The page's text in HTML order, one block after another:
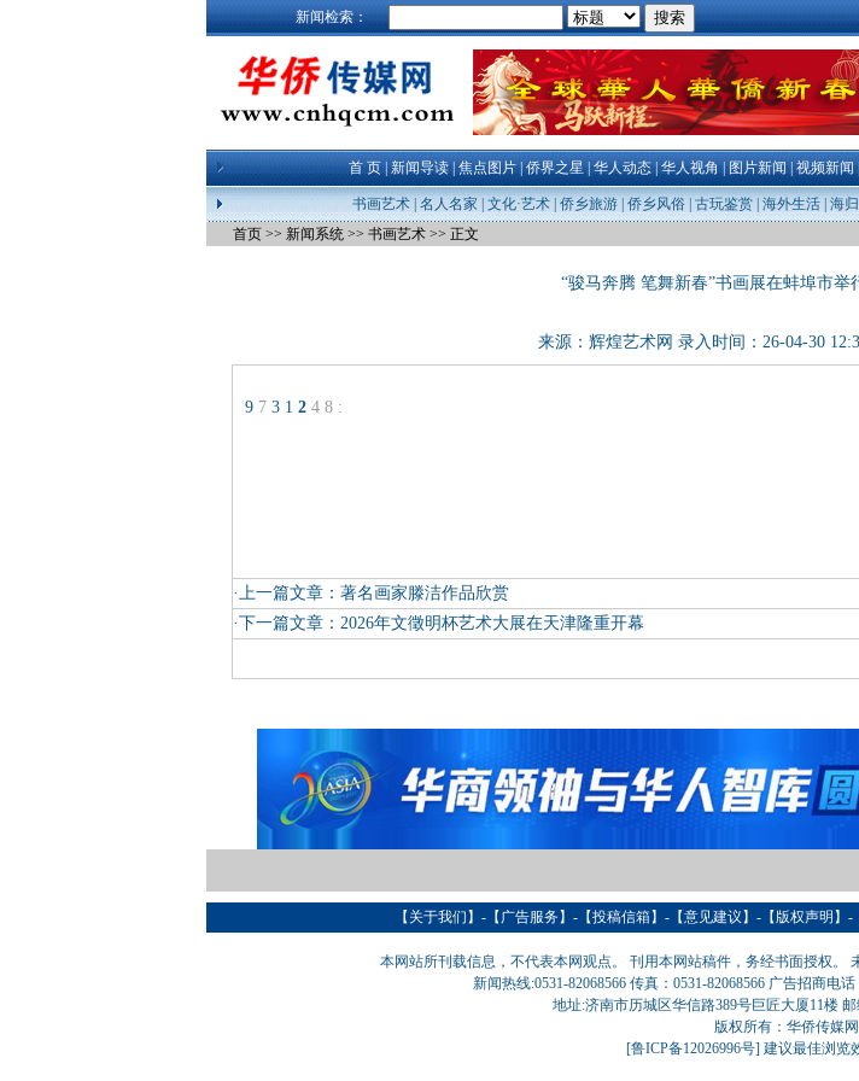
新闻检索：
首 页|新闻导读|焦点图片|侨界之星|华人动态|华人视角|图片新闻|视频新闻
书画艺术 名人名家 文化·艺术 侨乡旅游 侨乡风俗 古玩鉴赏 海外生活 海
首页>> 新闻系统>> 书画艺术>> 正文
“骏马奔腾 笔舞新春”书画展在蚌埠市举
来源： 辉煌艺术网 录入时间：26-04-30
9 7 3 1 2 4 8 :
·上一篇文章： 著名画家滕洁作品欣赏
·下一篇文章： 2026年文徵明杯艺术大展在天津隆重开幕
【 关于我们 】-【 广告服务】-【投稿信箱】-【意见建议】-【版权声明】-
本网站所刊载信息，不代表本网观点。 刊用本网站稿件，务经书面授权。
新闻热线:0531-82068566 传真：0531-82068566 广告招商电
地址:济南市历城区华信路389号巨匠大厦11楼 邮
版权所有：华侨传媒网
[鲁ICP备12026996号] 建议最佳浏览